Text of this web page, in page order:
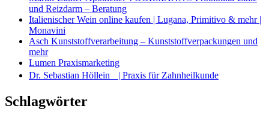
und Reizdarm – Beratung
Italienischer Wein online kaufen | Lugana, Primitivo & mehr |
Monavini
Asch Kunststoffverarbeitung – Kunststoffverpackungen und
mehr
Lumen Praxismarketing
Dr. Sebastian Höllein | Praxis für Zahnheilkunde
Schlagwörter